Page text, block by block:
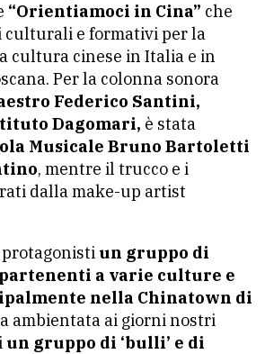
“Orientiamoci in Cina” che
culturali e formativi per la
cultura cinese in Italia e in
Per la colonna sonora
Federico Santini,
Dagomari, è stata
Musicale Bruno Bartoletti
, mentre il trucco e i
dalla make-up artist
protagonisti un gruppo di
a varie culture e
nella Chinatown di
ambientata ai giorni nostri
un gruppo di ‘bulli’ e di